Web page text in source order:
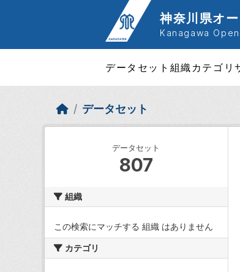
神奈川県オ
Kanagawa
データセット 組織 カテゴリ
データセット
データセット
807
組織
この検索にマッチする 組織 はありません
カテゴリ